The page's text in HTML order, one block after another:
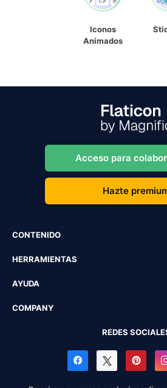
Iconos
Animados
Acceso para
Hazte
CONTENIDO
HERRAMIENTAS
AYUDA
COMPANY
REDES